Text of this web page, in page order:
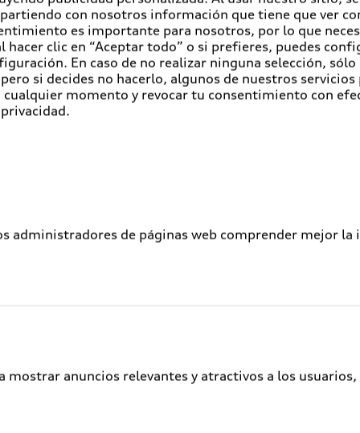
desde 2016 y este año, 11 colaboradores jóvenes
José Chiapa) participan en el foro global.
de Audi México, le preocupa el consumo y la
a los colaboradores sobre el daño ecológico
entre 40 y 60 litros de agua. “Junto con mis
una empresa local de reciclaje que elimina las
colabora en el equipo Liderazgo, Cultura y Diversidad,
"4,000 x me = 1 nosotros". "Alrededor de 4,000
mi proyecto, estoy tratando de reclutar embajadores
más allá de sus propias puertas. La compañía
una contribución a la educación ambiental. Este año,
se encuentran los fundadores de nuevas
a las zonas rurales.
Los desafíos globales requieren soluciones
los jóvenes talentos en embajadores de la protección
con nosotros información que tiene que ver
es importante para nosotros, por lo que
hacer clic en “Aceptar todo” o si prefieres, puedes
En caso de no realizar ninguna selección,
si decides no hacerlo, algunos de nuestros
momento y revocar tu consentimiento con
administradores de páginas web comprender mejor
mostrar anuncios relevantes y atractivos a los